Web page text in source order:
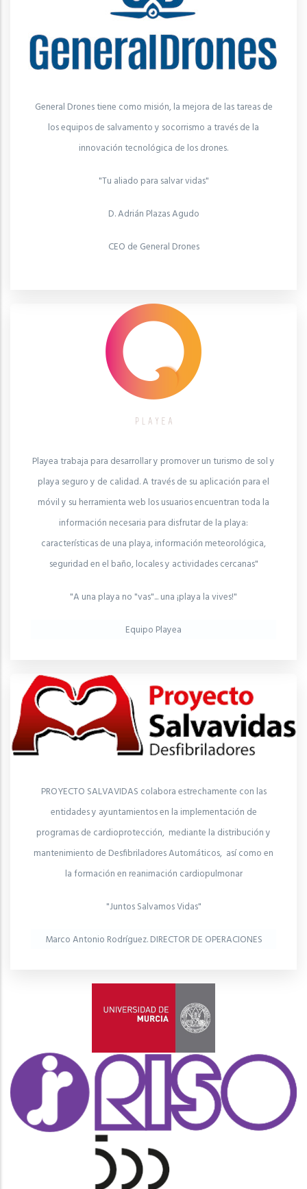
General Drones tiene como misión, la mejora de las tareas de
los equipos de salvamento y socorrismo a través de la
innovación tecnológica de los drones.
"Tu aliado para salvar vidas"
D. Adrián Plazas Agudo
CEO de General Drones
Playea trabaja para desarrollar y promover un turismo de sol y
playa seguro y de calidad. A través de su aplicación para el
móvil y su herramienta web los usuarios encuentran toda la
información necesaria para disfrutar de la playa:
características de una playa, información meteorológica,
seguridad en el baño, locales y actividades cercanas"
"A una playa no "vas"... una ¡playa la vives!"
Equipo Playea
PROYECTO SALVAVIDAS colabora estrechamente con las
entidades y ayuntamientos en la implementación de
programas de cardioprotección, mediante la distribución y
mantenimiento de Desfibriladores Automáticos, así como en
la formación en reanimación cardiopulmonar
"Juntos Salvamos Vidas"
Marco Antonio Rodríguez. DIRECTOR DE OPERACIONES